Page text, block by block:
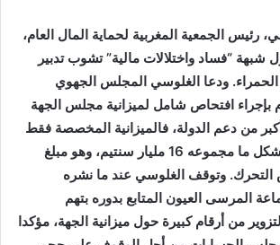
الجمعیة المغربیة لحمایة المال العام،
“فساد واختلالات مالیة” تشوب تدبیر
الحمراء. ودعا الغلوسي المجلس الجھوي
بإجراء افتحاص شامل لمیزانیة مجلس الجھة
من دعم الدولة، فالمیزانیة المخصصة فقط
للجانب الاجتماعي تشكل ما مجموعه 16 ملیار سنتیم، وھو مبلغ
وتوقف الغلوسي عند ما نشره
المرسى العیون المتابع بدوره بتھم
من أرقام كبیرة حول میزانیة الجھة، مؤكدا